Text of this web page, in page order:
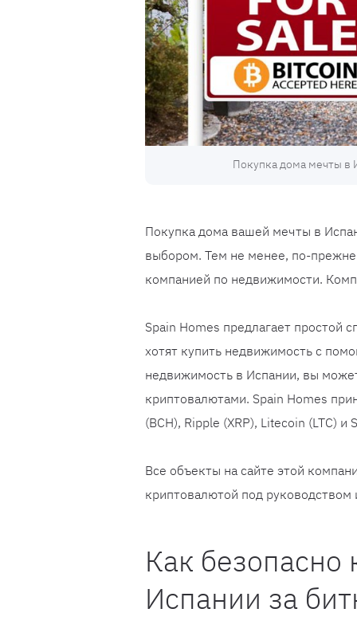
Покупка дома мечты в
Покупка дома вашей мечты в
выбором. Тем не менее, по-
компанией по недвижимости.
Spain Homes предлагает простой
хотят купить недвижимость с
недвижимость в Испании, вы
криптовалютами. Spain Homes
(BCH), Ripple (XRP), Litecoin (LTC) и
Все объекты на сайте этой
криптовалютой под
Как безопасно
Испании за